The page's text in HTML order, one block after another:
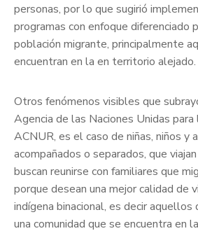
personas, por lo que sugirió
programas con enfoque diferenciado
población migrante, principalmente
encuentran en la en territorio alejado.
Otros fenómenos visibles que
Agencia de las Naciones Unidas
ACNUR, es el caso de niñas, niños y
acompañados o separados, que
buscan reunirse con familiares que
porque desean una mejor calidad de
indígena binacional, es decir
una comunidad que se encuentra en